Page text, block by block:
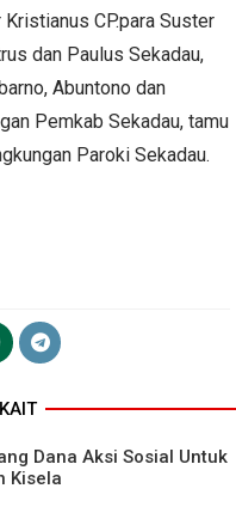
CP.para Suster
dan Paulus Sekadau,
Abuntono dan
Pemkab Sekadau, tamu
Paroki Sekadau.
Dana Aksi Sosial Untuk
Kisela